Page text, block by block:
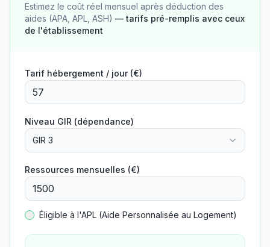
Estimez le coût réel mensuel après déduction des
aides (APA, APL, ASH) — tarifs pré-remplis avec ceux
de l'établissement
Tarif hébergement / jour (€)
Niveau GIR (dépendance)
GIR 3
Ressources mensuelles (€)
Éligible à l'APL (Aide Personnalisée au Logement)